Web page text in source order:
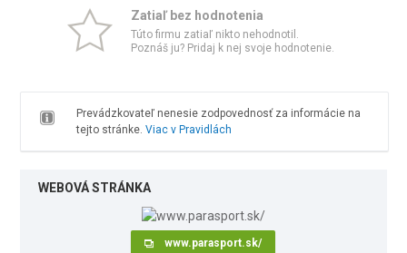
Zatiaľ bez hodnotenia
Túto firmu zatiaľ nikto nehodnotil.
Poznáš ju? Pridaj k nej svoje hodnotenie.
Prevádzkovateľ nenesie zodpovednosť za informácie na
tejto stránke. Viac v Pravidlách
WEBOVÁ STRÁNKA
www.parasport.sk/